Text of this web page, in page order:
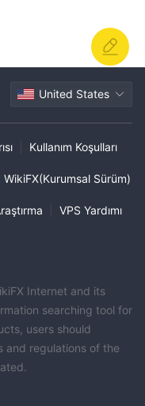
United States
Kullanım Koşulları
WikiFX(Kurumsal Sürüm)
VPS Yardımı
Internet and its
searching tool for
users should
and regulations of the